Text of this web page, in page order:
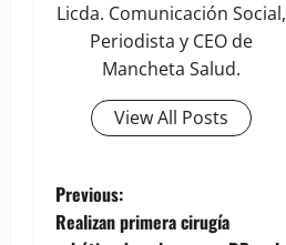
Licda. Comunicación Social,
Periodista y CEO de
Mancheta Salud.
View All Posts
P
Previous:
Realizan primera cirugía